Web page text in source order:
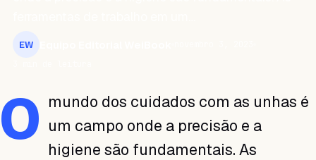
EW
O mundo dos cuidados com as unhas é
um campo onde a precisão e a
higiene são fundamentais. As